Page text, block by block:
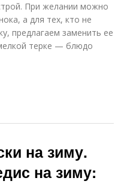
При желании можно
а для тех, кто не
предлагаем заменить ее
терке — блюдо
на зиму.
на зиму: